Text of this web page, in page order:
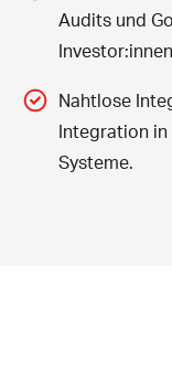
Audits und
Nahtlose
Integration in
Systeme.